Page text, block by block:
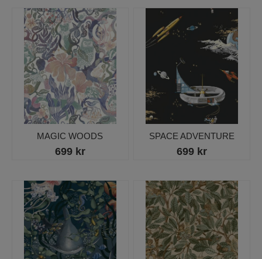
MAGIC WOODS
699 kr
SPACE ADVENTURE
699 kr